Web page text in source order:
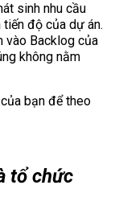
sinh nhu cầu
độ của dự án.
vào Backlog của
không nằm
bạn để theo
tổ chức